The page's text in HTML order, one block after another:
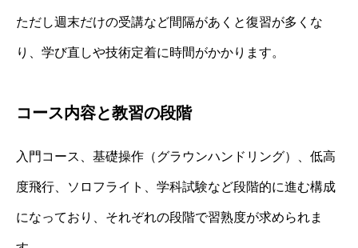
ただし週末だけの受講など間隔があくと復習が多くな
り、学び直しや技術定着に時間がかかります。
コース内容と教習の段階
入門コース、基礎操作（グラウンハンドリング）、低高
度飛行、ソロフライト、学科試験など段階的に進む構成
になっており、それぞれの段階で習熟度が求められま